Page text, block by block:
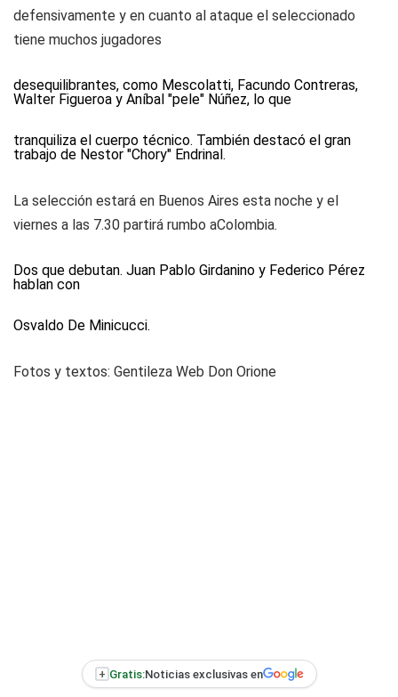
defensivamente y en cuanto al ataque el seleccionado
tiene muchos jugadores
desequilibrantes, como Mescolatti, Facundo Contreras,
Walter Figueroa y Aníbal "pele" Núñez, lo que
tranquiliza el cuerpo técnico. También destacó el gran
trabajo de Nestor "Chory" Endrinal.
La selección estará en Buenos Aires esta noche y el
viernes a las 7.30 partirá rumbo aColombia.
Dos que debutan. Juan Pablo Girdanino y Federico Pérez
hablan con
Osvaldo De Minicucci.
Fotos y textos: Gentileza Web Don Orione
+ Gratis:Noticias exclusivas en